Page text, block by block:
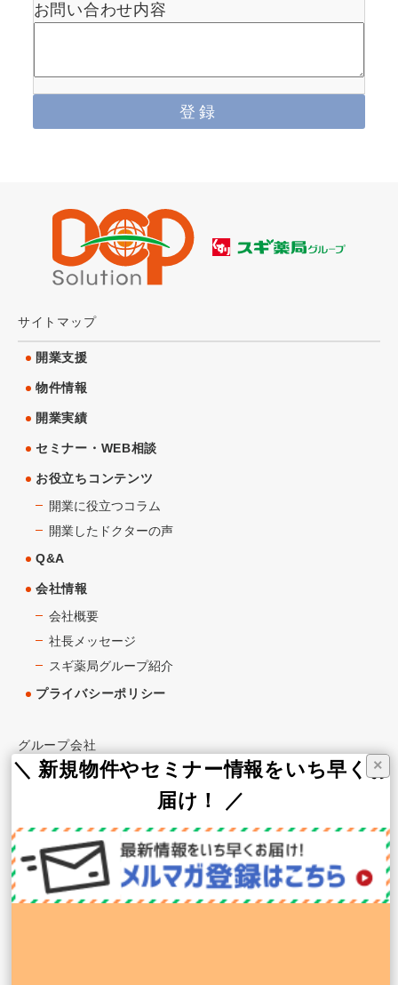
お問い合わせ内容
サイトマップ
開業支援
物件情報
開業実績
セミナー・WEB相談
お役立ちコンテンツ
開業に役立つコラム
開業したドクターの声
Q&A
会社情報
会社概要
社長メッセージ
スギ薬局グループ紹介
プライバシーポリシー
グループ会社
スギメディカル株式会社（WEB支援）
株式会社MCS（総合HR）
株式会社CoMediCs（医療機関支援）
×
＼ 新規物件やセミナー情報をいち早くお
届け！ ／